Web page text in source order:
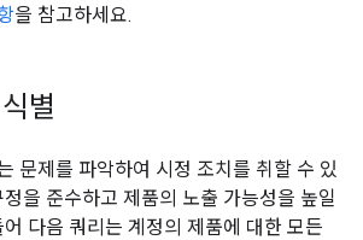
을 참고하세요.
별
문제를 파악하여 시정 조치를 취할 수 있
을 준수하고 제품의 노출 가능성을 높일
다음 쿼리는 계정의 제품에 대한 모든